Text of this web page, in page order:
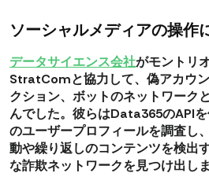
ソーシャルメディアの操作
データサイエンス会社がモントリ
StratComと協力して、偽アカウ
クション、ボットのネットワーク
んでした。彼らはData365のAPIを
のユーザープロフィールを調査し、
動や繰り返しのコンテンツを検出
な詐欺ネットワークを見つけ出しま